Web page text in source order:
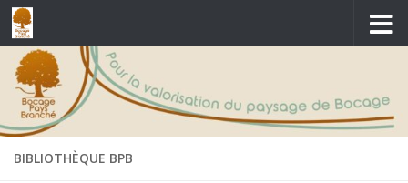
Skip to content
BIBLIOTHÈQUE BPB